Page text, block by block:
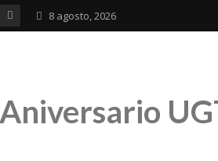
8 agosto, 2026